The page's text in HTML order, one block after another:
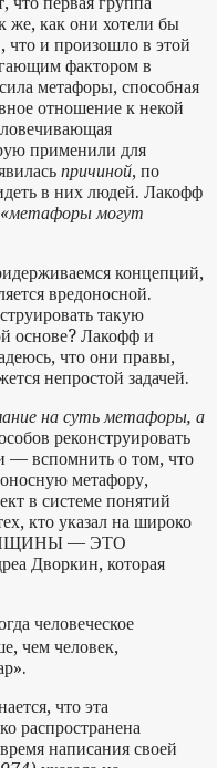
же, как они хотели бы
что и произошло в этой
фактором в
метафоры, способная
отношение к некой
применили для
причиной, по
в них людей. Лакофф
«метафоры могут
концепций,
вредоносной.
такую
основе? Лакофф и
что они правы,
непростой задачей.
на суть метафоры, а
реконструировать
— вспомнить о том, что
метафору,
в системе понятий
кто указал на широко
— ЭТО
Дворкин, которая
человеческое
чем человек,
что эта
распространена
написания своей